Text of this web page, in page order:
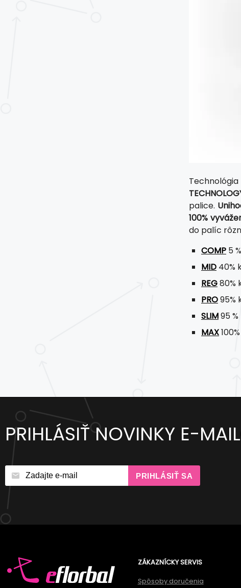
Technológia
palice.
100%
do palíc
COMP 5
MID 40%
REG80%
PRO95%
SLIM95
MAX
PRIHLÁSIŤ NOVINKY E-
PRIHLÁSIŤ SA
ZÁKAZNÍCKY SERVIS
Spôsoby doručenia